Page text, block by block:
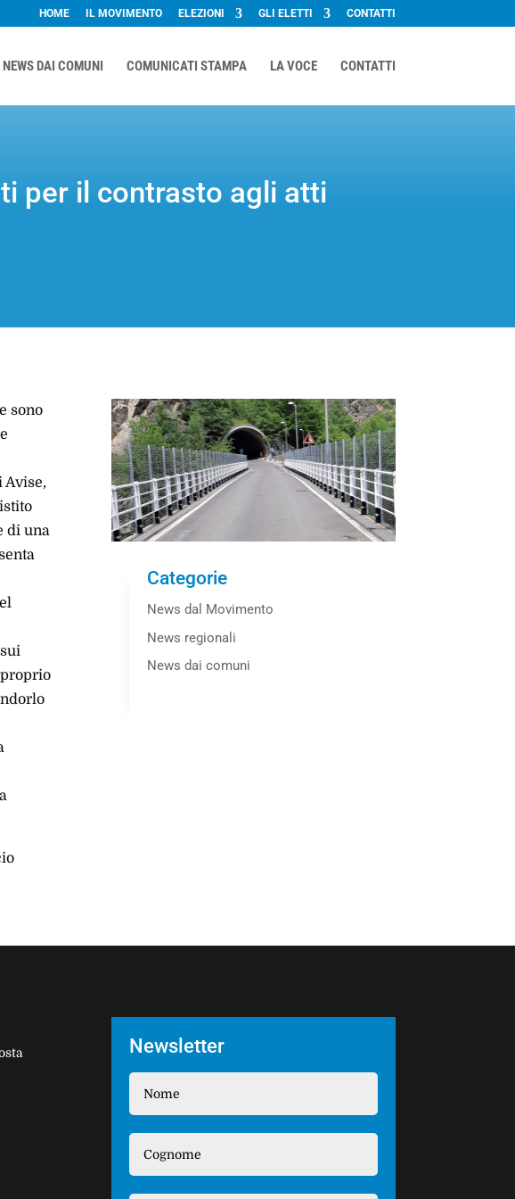
HOME IL MOVIMENTO ELEZIONI GLI ELETTI CONTATTI
NEWS DAI COMUNI COMUNICATI STAMPA LA VOCE CONTATTI
per il contrasto agli atti
sono
Avise,
di una
Categorie
News dal Movimento
News regionali
News dai comuni
Newsletter